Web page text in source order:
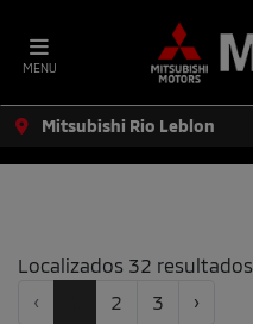
MENU
Mitsubishi Rio Leblon
Localizados 32 resultados
‹
2 3 ›